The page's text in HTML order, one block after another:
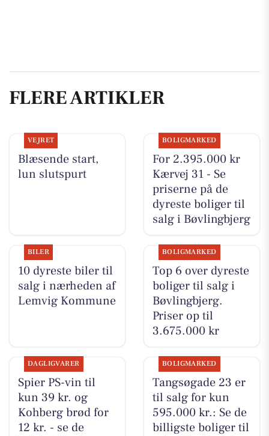
FLERE ARTIKLER
VEJRET
Blæsende start,
lun slutspurt
BOLIGMARKED
For 2.395.000 kr
Kærvej 31 - Se
priserne på de
dyreste boliger til
salg i Bøvlingbjerg
BILER
10 dyreste biler til
salg i nærheden af
Lemvig Kommune
BOLIGMARKED
Top 6 over dyreste
boliger til salg i
Bøvlingbjerg.
Priser op til
3.675.000 kr
DAGLIGVARER
Spier PS-vin til
kun 39 kr. og
Kohberg brød for
12 kr. - se de
BOLIGMARKED
Tangsøgade 23 er
til salg for kun
595.000 kr.: Se de
billigste boliger til